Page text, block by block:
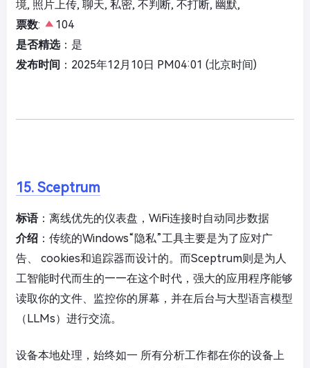
境, 照片上传, 聊天, 私密, 不判断, 不打断, 幽默,
票数:
104
是否精选：是
发布时间 ：2025年12月10日 PM04:01 (北京时间)
15. Sceptrum
标语：离线优先的仪表盘，WiFi连接时自动同步数据
介绍 ：传统的Windows“隐私”工具主要是为了应对广
告、 cookies和追踪器而设计的。而Sceptrum则是为人
工智能时代而生的——在这个时代，强大的应用程序能够
读取你的文件、监控你的屏幕，并在后台与大型语言模型
（LLMs）进行交流。
设备本地处理，始终如一 所有分析工作都在你的设备上